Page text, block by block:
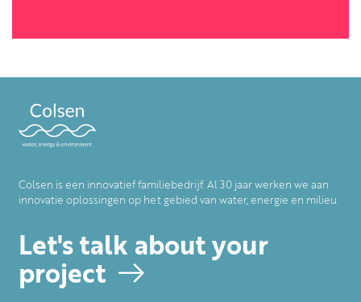
Colsen is een innovatief familiebedrijf. Al 30 jaar werken we aan
innovatie oplossingen op het gebied van water, energie en milieu.
Let's talk about your
project